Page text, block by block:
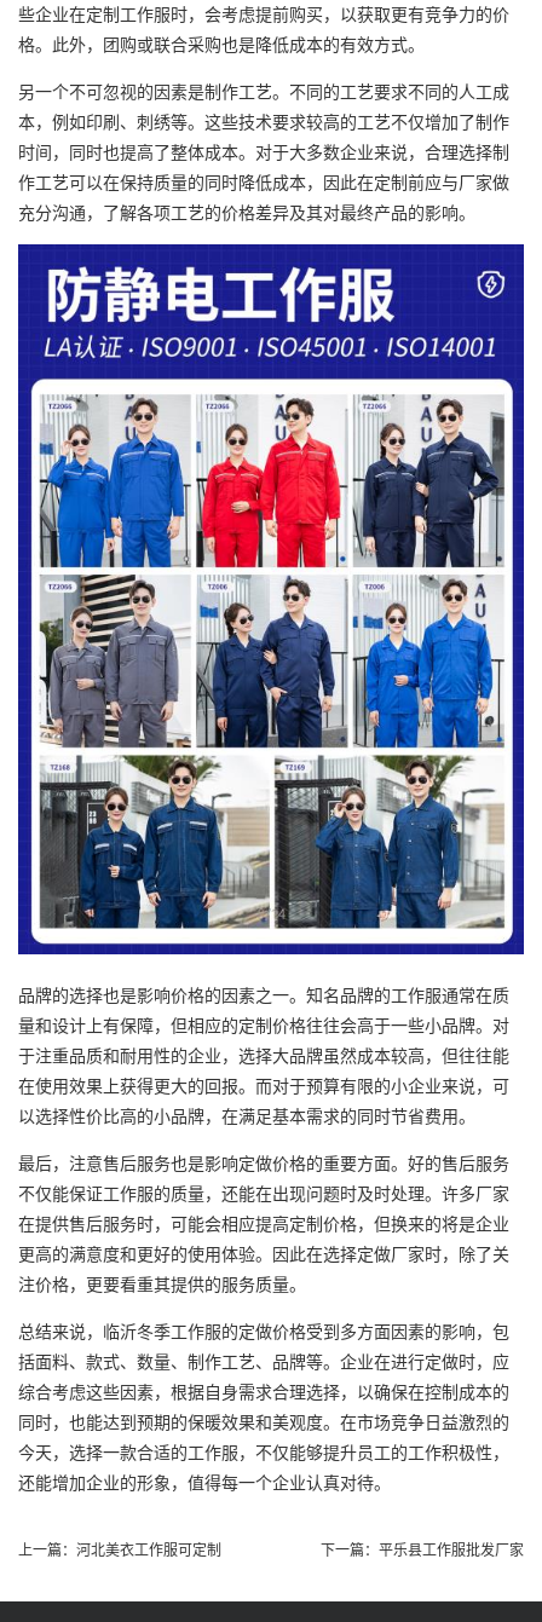
些企业在定制工作服时，会考虑提前购买，以获取更有竞争力的价
格。此外，团购或联合采购也是降低成本的有效方式。
另一个不可忽视的因素是制作工艺。不同的工艺要求不同的人工成
本，例如印刷、刺绣等。这些技术要求较高的工艺不仅增加了制作
时间，同时也提高了整体成本。对于大多数企业来说，合理选择制
作工艺可以在保持质量的同时降低成本，因此在定制前应与厂家做
充分沟通，了解各项工艺的价格差异及其对最终产品的影响。
品牌的选择也是影响价格的因素之一。知名品牌的工作服通常在质
量和设计上有保障，但相应的定制价格往往会高于一些小品牌。对
于注重品质和耐用性的企业，选择大品牌虽然成本较高，但往往能
在使用效果上获得更大的回报。而对于预算有限的小企业来说，可
以选择性价比高的小品牌，在满足基本需求的同时节省费用。
最后，注意售后服务也是影响定做价格的重要方面。好的售后服务
不仅能保证工作服的质量，还能在出现问题时及时处理。许多厂家
在提供售后服务时，可能会相应提高定制价格，但换来的将是企业
更高的满意度和更好的使用体验。因此在选择定做厂家时，除了关
注价格，更要看重其提供的服务质量。
总结来说，临沂冬季工作服的定做价格受到多方面因素的影响，包
括面料、款式、数量、制作工艺、品牌等。企业在进行定做时，应
综合考虑这些因素，根据自身需求合理选择，以确保在控制成本的
同时，也能达到预期的保暖效果和美观度。在市场竞争日益激烈的
今天，选择一款合适的工作服，不仅能够提升员工的工作积极性，
还能增加企业的形象，值得每一个企业认真对待。
上一篇： 河北美衣工作服可定制 下一篇： 平乐县工作服批发厂家